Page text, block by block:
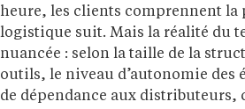
heure, les clients comprennent la
logistique suit. Mais la réalité du
nuancée : selon la taille de la
outils, le niveau d’autonomie des
de dépendance aux distributeurs,